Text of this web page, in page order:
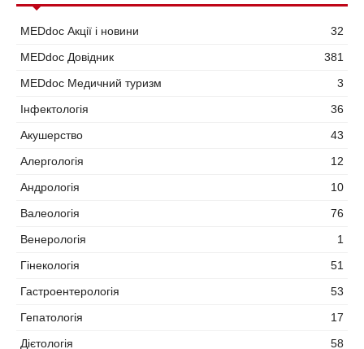
MEDdoc Акції і новини
32
MEDdoc Довідник
381
MEDdoc Медичний туризм
3
Інфектологія
36
Акушерство
43
Алергологія
12
Андрологія
10
Валеологія
76
Венерологія
1
Гінекологія
51
Гастроентерологія
53
Гепатологія
17
Дієтологія
58